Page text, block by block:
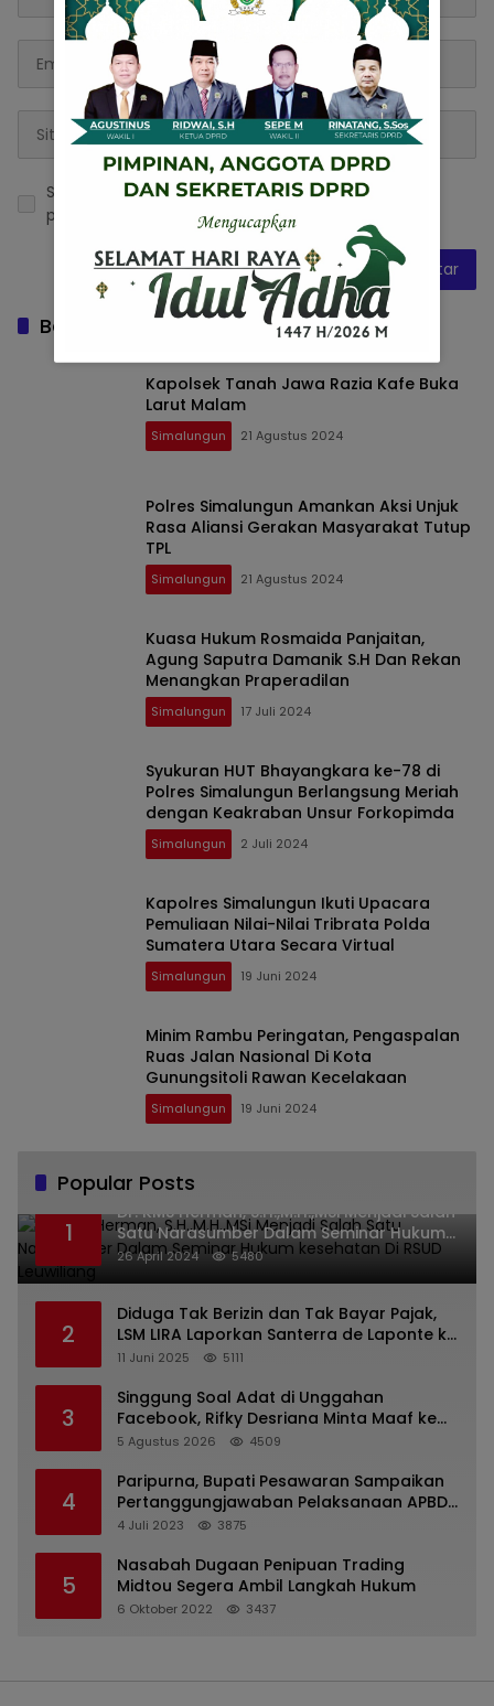
Simpan nama, email, dan situs web saya pada
peramban ini untuk komentar saya berikutnya.
Baca Juga
Kapolsek Tanah Jawa Razia Kafe Buka
Larut Malam
Simalungun 21 Agustus 2024
Polres Simalungun Amankan Aksi Unjuk
Rasa Aliansi Gerakan Masyarakat Tutup
TPL
Simalungun 21 Agustus 2024
Kuasa Hukum Rosmaida Panjaitan,
Agung Saputra Damanik S.H Dan Rekan
Menangkan Praperadilan
Simalungun 17 Juli 2024
Syukuran HUT Bhayangkara ke-78 di
Polres Simalungun Berlangsung Meriah
dengan Keakraban Unsur Forkopimda
Simalungun 2 Juli 2024
Kapolres Simalungun Ikuti Upacara
Pemuliaan Nilai-Nilai Tribrata Polda
Sumatera Utara Secara Virtual
Simalungun 19 Juni 2024
Minim Rambu Peringatan, Pengaspalan
Ruas Jalan Nasional Di Kota
Gunungsitoli Rawan Kecelakaan
Simalungun 19 Juni 2024
Popular Posts
1
Dr. KMS Herman, S.H.,M.H.,MSi Menjadi Salah
Satu Narasumber Dalam Seminar Hukum
kesehatan Di RSUD Leuwiliang
26 April 2024 5480
2
Diduga Tak Berizin dan Tak Bayar Pajak,
LSM LIRA Laporkan Santerra de Laponte ke
Kejaksaan Kota Batu
11 Juni 2025 5111
3
Singgung Soal Adat di Unggahan
Facebook, Rifky Desriana Minta Maaf ke
PDA dan Bupati Kubar
5 Agustus 2026 4509
4
Paripurna, Bupati Pesawaran Sampaikan
Pertanggungjawaban Pelaksanaan APBD
2022
4 Juli 2023 3875
5
Nasabah Dugaan Penipuan Trading
Midtou Segera Ambil Langkah Hukum
6 Oktober 2022 3437